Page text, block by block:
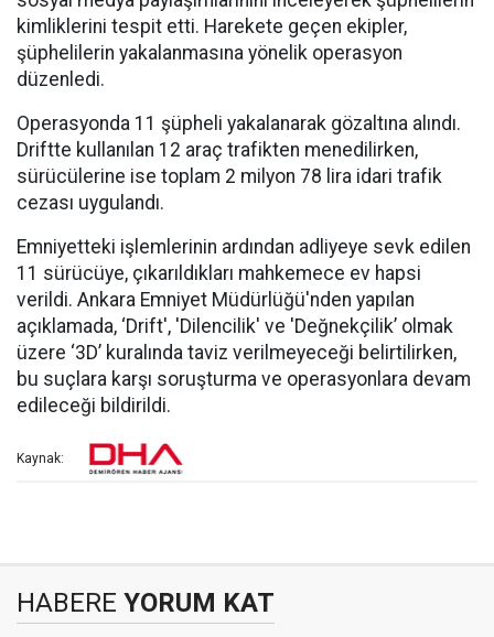
kimliklerini tespit etti. Harekete geçen ekipler,
şüphelilerin yakalanmasına yönelik operasyon
düzenledi.
Operasyonda 11 şüpheli yakalanarak gözaltına alındı.
Driftte kullanılan 12 araç trafikten menedilirken,
sürücülerine ise toplam 2 milyon 78 lira idari trafik
cezası uygulandı.
Emniyetteki işlemlerinin ardından adliyeye sevk edilen
11 sürücüye, çıkarıldıkları mahkemece ev hapsi
verildi. Ankara Emniyet Müdürlüğü'nden yapılan
açıklamada, ‘Drift', 'Dilencilik' ve 'Değnekçilik’ olmak
üzere ‘3D’ kuralında taviz verilmeyeceği belirtilirken,
bu suçlara karşı soruşturma ve operasyonlara devam
edileceği bildirildi.
Kaynak:
HABERE YORUM KAT